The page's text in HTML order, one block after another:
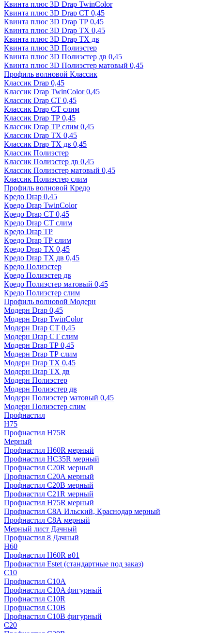
Квинта плюс 3D Drap TwinColor
Квинта плюс 3D Drap СТ 0,45
Квинта плюс 3D Drap ТР 0,45
Квинта плюс 3D Drap ТХ 0,45
Квинта плюс 3D Drap ТХ дв
Квинта плюс 3D Полиэстер
Квинта плюс 3D Полиэстер дв 0,45
Квинта плюс 3D Полиэстер матовый 0,45
Профиль волновой Классик
Классик Drap 0,45
Классик Drap TwinColor 0,45
Классик Drap СТ 0,45
Классик Drap СТ слим
Классик Drap ТР 0,45
Классик Drap ТР слим 0,45
Классик Drap ТХ 0,45
Классик Drap ТХ дв 0,45
Классик Полиэстер
Классик Полиэстер дв 0,45
Классик Полиэстер матовый 0,45
Классик Полиэстер слим
Профиль волновой Кредо
Кредо Drap 0,45
Кредо Drap TwinColor
Кредо Drap СТ 0,45
Кредо Drap СТ слим
Кредо Drap ТР
Кредо Drap ТР слим
Кредо Drap ТХ 0,45
Кредо Drap ТХ дв 0,45
Кредо Полиэстер
Кредо Полиэстер дв
Кредо Полиэстер матовый 0,45
Кредо Полиэстер слим
Профиль волновой Модерн
Модерн Drap 0,45
Модерн Drap TwinColor
Модерн Drap СТ 0,45
Модерн Drap СТ слим
Модерн Drap ТР 0,45
Модерн Drap ТР слим
Модерн Drap ТХ 0,45
Модерн Drap ТХ дв
Модерн Полиэстер
Модерн Полиэстер дв
Модерн Полиэстер матовый 0,45
Модерн Полиэстер слим
Профнастил
H75
Профнастил H75R
Мерный
Профнастил H60R мерный
Профнастил HC35R мерный
Профнастил С20R мерный
Профнастил С20А мерный
Профнастил С20В мерный
Профнастил С21R мерный
Профнастил Н75R мерный
Профнастил С8А Ильский, Краснодар мерный
Профнастил С8А мерный
Мерный лист Дачный
Профнастил 8 Дачный
Н60
Профнастил H60R в01
Профнастил Estet (стандартные под заказ)
C10
Профнастил С10A
Профнастил С10A фигурный
Профнастил С10R
Профнастил С10В
Профнастил С10В фигурный
C20